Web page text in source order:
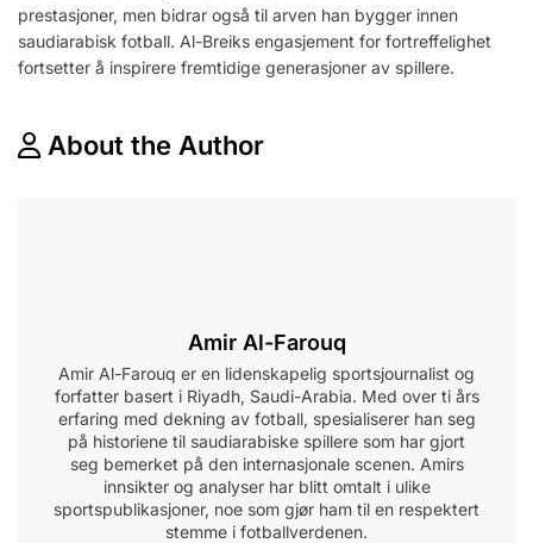
prestasjoner, men bidrar også til arven han bygger innen
saudiarabisk fotball. Al-Breiks engasjement for fortreffelighet
fortsetter å inspirere fremtidige generasjoner av spillere.
About the Author
Amir Al-Farouq
Amir Al-Farouq er en lidenskapelig sportsjournalist og
forfatter basert i Riyadh, Saudi-Arabia. Med over ti års
erfaring med dekning av fotball, spesialiserer han seg
på historiene til saudiarabiske spillere som har gjort
seg bemerket på den internasjonale scenen. Amirs
innsikter og analyser har blitt omtalt i ulike
sportspublikasjoner, noe som gjør ham til en respektert
stemme i fotballverdenen.